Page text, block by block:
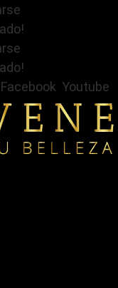
Facebook Youtube